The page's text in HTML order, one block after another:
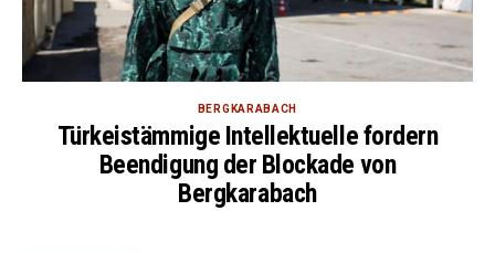
BERGKARABACH
Türkeistämmige Intellektuelle fordern
Beendigung der Blockade von
Bergkarabach